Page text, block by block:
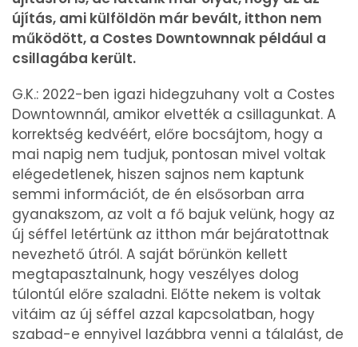
újítás, ami külföldön már bevált, itthon nem
működött, a Costes Downtownnak például a
csillagába került.
G.K.: 2022-ben igazi hidegzuhany volt a Costes
Downtownnál, amikor elvették a csillagunkat. A
korrektség kedvéért, előre bocsájtom, hogy a
mai napig nem tudjuk, pontosan mivel voltak
elégedetlenek, hiszen sajnos nem kaptunk
semmi információt, de én elsősorban arra
gyanakszom, az volt a fő bajuk velünk, hogy az
új séffel letértünk az itthon már bejáratottnak
nevezhető útról. A saját bőrünkön kellett
megtapasztalnunk, hogy veszélyes dolog
túlontúl előre szaladni. Előtte nekem is voltak
vitáim az új séffel azzal kapcsolatban, hogy
szabad-e ennyivel lazábbra venni a tálalást, de